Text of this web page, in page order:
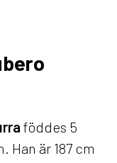
föddes 5
Han är 187 cm